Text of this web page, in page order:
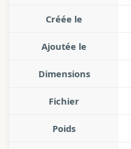
Créée le
Ajoutée le
Dimensions
Fichier
Poids